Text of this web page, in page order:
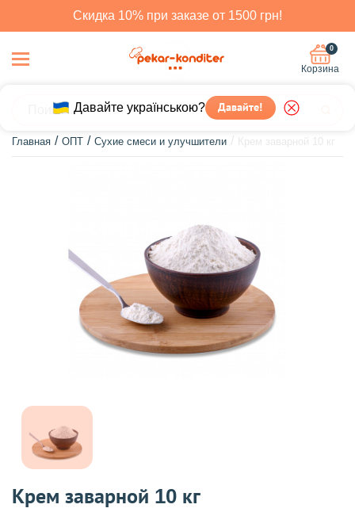
Скидка 10% при заказе от 1500 грн!
Давайте українською? Давайте!
0
Корзина
Главная ОПТ Сухие смеси и улучшители
Крем заварной 10 кг